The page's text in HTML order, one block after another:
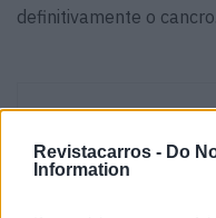
Revistacarros - Do
Information
definitivamente o cancro.